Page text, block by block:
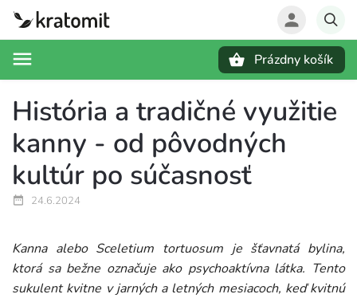
Prázdny košík
História a tradičné využitie
kanny - od pôvodných
kultúr po súčasnosť
24.6.2024
Kanna alebo Sceletium tortuosum je šťavnatá bylina,
ktorá sa bežne označuje ako psychoaktívna látka. Tento
sukulent kvitne v jarných a letných mesiacoch, keď kvitnú